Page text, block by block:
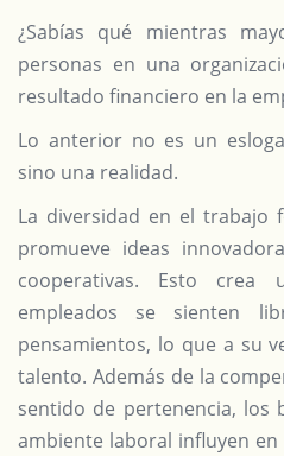
¿Sabías qué mientras
personas en una
resultado financiero en la
Lo anterior no es un
sino una realidad.
La diversidad en el trabajo
promueve ideas
cooperativas. Esto
empleados se sienten
pensamientos, lo que a su
talento. Además de la
sentido de pertenencia, los
ambiente laboral influyen